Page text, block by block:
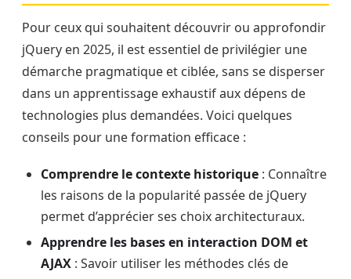
Pour ceux qui souhaitent découvrir ou approfondir
jQuery en 2025, il est essentiel de privilégier une
démarche pragmatique et ciblée, sans se disperser
dans un apprentissage exhaustif aux dépens de
technologies plus demandées. Voici quelques
conseils pour une formation efficace :
Comprendre le contexte historique : Connaître
les raisons de la popularité passée de jQuery
permet d’apprécier ses choix architecturaux.
Apprendre les bases en interaction DOM et
AJAX : Savoir utiliser les méthodes clés de